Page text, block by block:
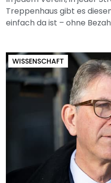
Treppenhaus gibt es
einfach da ist – ohne
WISSENSCHAFT